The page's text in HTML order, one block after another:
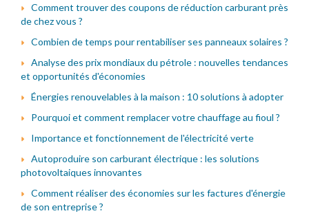
Comment trouver des coupons de réduction carburant près
de chez vous ?
Combien de temps pour rentabiliser ses panneaux solaires ?
Analyse des prix mondiaux du pétrole : nouvelles tendances
et opportunités d'économies
Énergies renouvelables à la maison : 10 solutions à adopter
Pourquoi et comment remplacer votre chauffage au fioul ?
Importance et fonctionnement de l'électricité verte
Autoproduire son carburant électrique : les solutions
photovoltaiques innovantes
Comment réaliser des économies sur les factures d'énergie
de son entreprise ?